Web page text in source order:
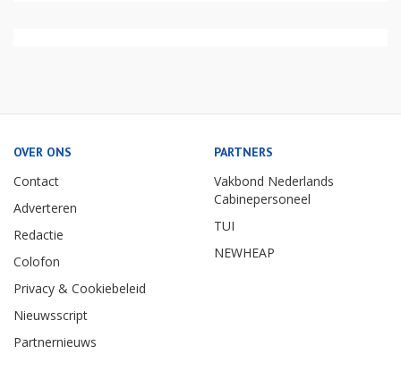
OVER ONS
Contact
Adverteren
Redactie
Colofon
Privacy & Cookiebeleid
Nieuwsscript
Partnernieuws
PARTNERS
Vakbond Nederlands
Cabinepersoneel
TUI
NEWHEAP